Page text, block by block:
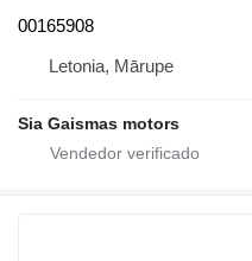
00165908
Letonia, Mārupe
Sia Gaismas motors